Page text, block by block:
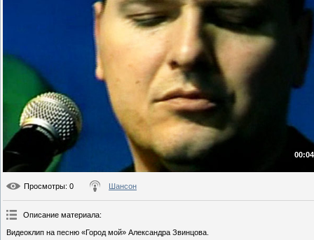
Просмотры: 0 Шансон
Описание материала:
Видеоклип на песню «Город мой» Александра Звинцова.